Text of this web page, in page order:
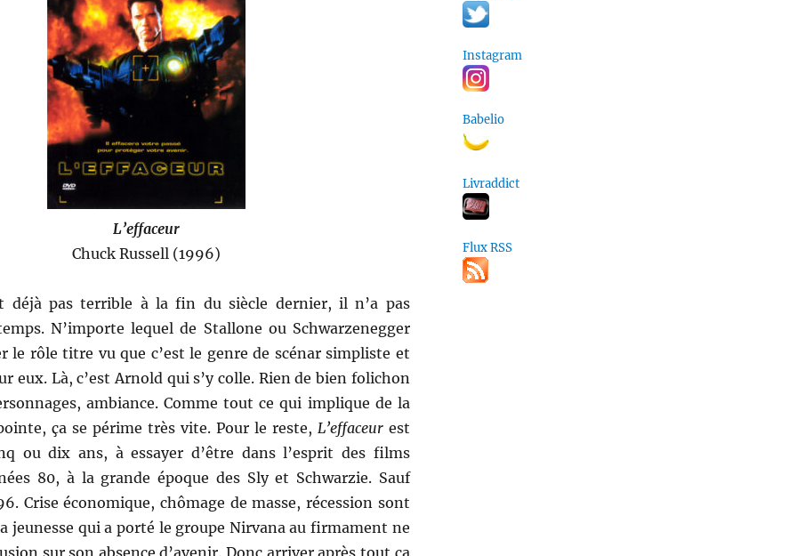
L’effaceur
Chuck Russell (1996)
déjà pas terrible à la fin du siècle dernier, il n’a pas
N’importe lequel de Stallone ou Schwarzenegger
le rôle titre vu que c’est le genre de scénar simpliste et
eux. Là, c’est Arnold qui s’y colle. Rien de bien folichon
ambiance. Comme tout ce qui implique de la
ça se périme très vite. Pour le reste, L’effaceurest
ou dix ans, à essayer d’être dans l’esprit des films
80, à la grande époque des Sly et Schwarzie. Sauf
Crise économique, chômage de masse, récession sont
jeunesse qui a porté le groupe Nirvana au firmament ne
Instagram
Babelio
Livraddict
Flux RSS